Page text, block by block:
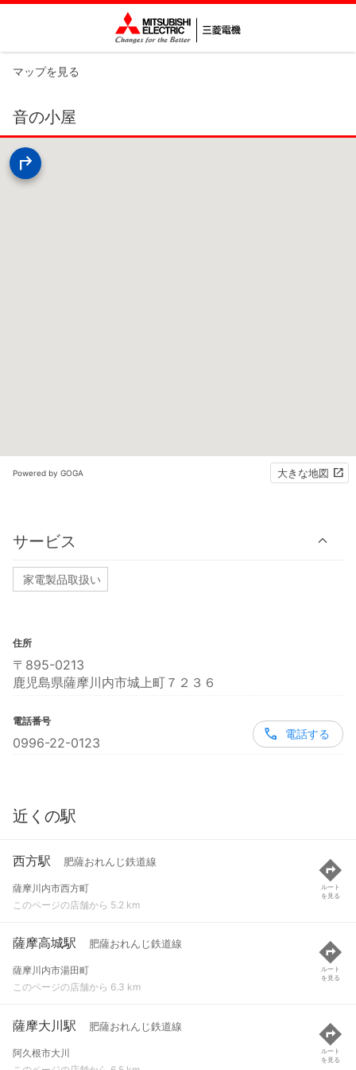
マップを見る
音の小屋
Powered by GOGA 大きな地図
サービス
家電製品取扱い
住所
〒895-0213
鹿児島県薩摩川内市城上町７２３６
電話番号
0996-22-0123
電話する
近くの駅
西方駅 肥薩おれんじ鉄道線
薩摩川内市西方町
このページの店舗から 5.2 km
ルート
を見る
薩摩高城駅 肥薩おれんじ鉄道線
薩摩川内市湯田町
このページの店舗から 6.3 km
ルート
を見る
薩摩大川駅 肥薩おれんじ鉄道線
阿久根市大川
ルート
を見る